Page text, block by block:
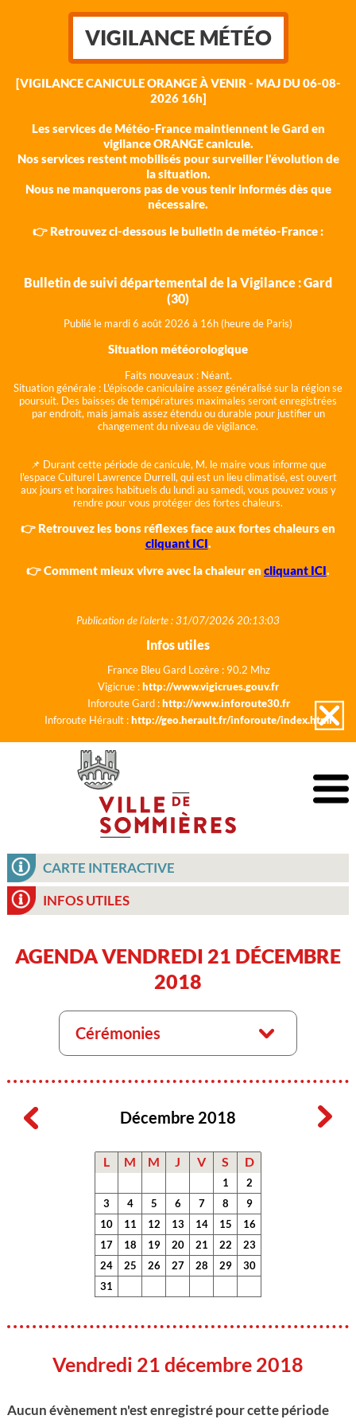
VIGILANCE MÉTÉO
[VIGILANCE CANICULE ORANGE À VENIR - MAJ DU 06-08-
2026 16h]
Les services de Météo-France maintiennent le Gard en
vigilance ORANGE canicule.
Nos services restent mobilisés pour surveiller l'évolution de
la situation.
Nous ne manquerons pas de vous tenir informés dès que
nécessaire.
👉 Retrouvez ci-dessous le bulletin de météo-France :
Bulletin de suivi départemental de la Vigilance : Gard
(30)
Publié le mardi 6 août 2026 à 16h (heure de Paris)
Situation météorologique
Faits nouveaux : Néant.
Situation générale : L'épisode caniculaire assez généralisé sur la région se
poursuit. Des baisses de températures maximales seront enregistrées
par endroit, mais jamais assez étendu ou durable pour justifier un
changement du niveau de vigilance.
📌 Durant cette période de canicule, M. le maire vous informe que
l'espace Culturel Lawrence Durrell, qui est un lieu climatisé, est ouvert
aux jours et horaires habituels du lundi au samedi, vous pouvez vous y
rendre pour vous protéger des fortes chaleurs.
👉 Retrouvez les bons réflexes face aux fortes chaleurs en
cliquant ICI.
👉 Comment mieux vivre avec la chaleur en cliquant ICI.
Publication de l'alerte : 31/07/2026 20:13:03
Infos utiles
France Bleu Gard Lozère : 90.2 Mhz
Vigicrue :http://www.vigicrues.gouv.fr
Inforoute Gard :http://www.inforoute30.fr
Inforoute Hérault :http://geo.herault.fr/inforoute/index.html
CARTE INTERACTIVE
INFOS UTILES
AGENDA VENDREDI 21 DÉCEMBRE
2018
Cérémonies
Décembre 2018
L M M J V S D
1
2
3
4 5 6 7 8
9
10
11 12 13 14 15
16
17
18 19 20 21 22
23
24
25 26 27 28 29
30
31
Vendredi 21 décembre 2018
Aucun évènement n'est enregistré pour cette période